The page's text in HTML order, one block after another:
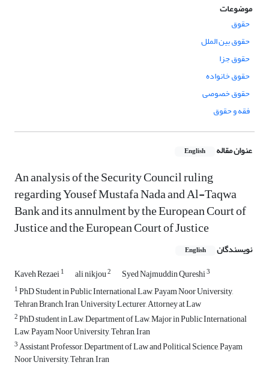
موضوعات
حقوق
حقوق بین الملل
حقوق جزا
حقوق خانواده
حقوق خصوصی
فقه و حقوق
عنوان مقاله English
An analysis of the Security Council ruling
regarding Yousef Mustafa Nada and Al-Taqwa
Bank and its annulment by the European Court of
Justice and the European Court of Justice
نویسندگان English
Kaveh Rezaei1 ali nikjou2 Syed Najmuddin Qureshi3
1PhD Student in Public International Law, Payam Noor University,
Tehran Branch, Iran, University Lecturer, Attorney at Law
2PhD student in Law, Department of Law, Major in Public International
Law, Payam Noor University, Tehran, Iran
3Assistant Professor, Department of Law and Political Science, Payam
Noor University, Tehran, Iran